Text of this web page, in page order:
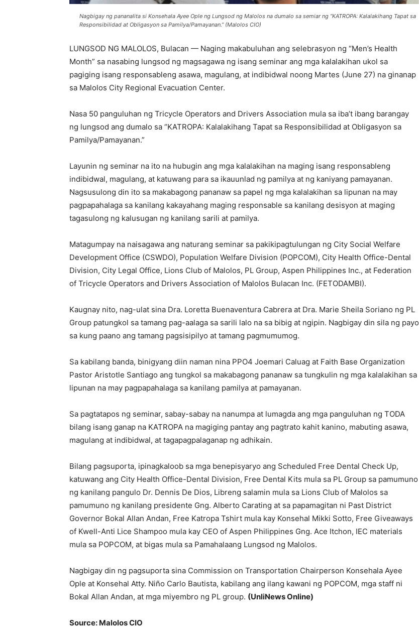
Nagbigay ng pananalita si Konsehala Ayee Ople ng Lungsod ng Malolos na dumalo sa semiar ng “KATROPA: Kalalakihang Tapat sa
Responsibilidad at Obligasyon sa Pamilya/Pamayanan.” (Malolos CIO)
LUNGSOD NG MALOLOS, Bulacan — Naging makabuluhan ang selebrasyon ng “Men’s Health
Month” sa nasabing lungsod ng magsagawa ng isang seminar ang mga kalalakihan ukol sa
pagiging isang responsableng asawa, magulang, at indibidwal noong Martes (June 27) na ginanap
sa Malolos City Regional Evacuation Center.
Nasa 50 panguluhan ng Tricycle Operators and Drivers Association mula sa iba’t ibang barangay
ng lungsod ang dumalo sa “KATROPA: Kalalakihang Tapat sa Responsibilidad at Obligasyon sa
Pamilya/Pamayanan.”
Layunin ng seminar na ito na hubugin ang mga kalalakihan na maging isang responsableng
indibidwal, magulang, at katuwang para sa ikauunlad ng pamilya at ng kaniyang pamayanan.
Nagsusulong din ito sa makabagong pananaw sa papel ng mga kalalakihan sa lipunan na may
pagpapahalaga sa kanilang kakayahang maging responsable sa kanilang desisyon at maging
tagasulong ng kalusugan ng kanilang sarili at pamilya.
Matagumpay na naisagawa ang naturang seminar sa pakikipagtulungan ng City Social Welfare
Development Office (CSWDO), Population Welfare Division (POPCOM), City Health Office-Dental
Division, City Legal Office, Lions Club of Malolos, PL Group, Aspen Philippines Inc., at Federation
of Tricycle Operators and Drivers Association of Malolos Bulacan Inc. (FETODAMBI).
Kaugnay nito, nag-ulat sina Dra. Loretta Buenaventura Cabrera at Dra. Marie Sheila Soriano ng PL
Group patungkol sa tamang pag-aalaga sa sarili lalo na sa bibig at ngipin. Nagbigay din sila ng payo
sa kung paano ang tamang pagsisipilyo at tamang pagmumumog.
Sa kabilang banda, binigyang diin naman nina PPO4 Joemari Caluag at Faith Base Organization
Pastor Aristotle Santiago ang tungkol sa makabagong pananaw sa tungkulin ng mga kalalakihan sa
lipunan na may pagpapahalaga sa kanilang pamilya at pamayanan.
Sa pagtatapos ng seminar, sabay-sabay na nanumpa at lumagda ang mga panguluhan ng TODA
bilang isang ganap na KATROPA na magiging pantay ang pagtrato kahit kanino, mabuting asawa,
magulang at indibidwal, at tagapagpalaganap ng adhikain.
Bilang pagsuporta, ipinagkaloob sa mga benepisyaryo ang Scheduled Free Dental Check Up,
katuwang ang City Health Office-Dental Division, Free Dental Kits mula sa PL Group sa pamumuno
ng kanilang pangulo Dr. Dennis De Dios, Libreng salamin mula sa Lions Club of Malolos sa
pamumuno ng kanilang presidente Gng. Alberto Carating at sa papamagitan ni Past District
Governor Bokal Allan Andan, Free Katropa Tshirt mula kay Konsehal Mikki Sotto, Free Giveaways
of Kwell-Anti Lice Shampoo mula kay CEO of Aspen Philippines Gng. Ace Itchon, IEC materials
mula sa POPCOM, at bigas mula sa Pamahalaang Lungsod ng Malolos.
Nagbigay din ng pagsuporta sina Commission on Transportation Chairperson Konsehala Ayee
Ople at Konsehal Atty. Niño Carlo Bautista, kabilang ang ilang kawani ng POPCOM, mga staff ni
Bokal Allan Andan, at mga miyembro ng PL group. (UnliNews Online)
Source: Malolos CIO